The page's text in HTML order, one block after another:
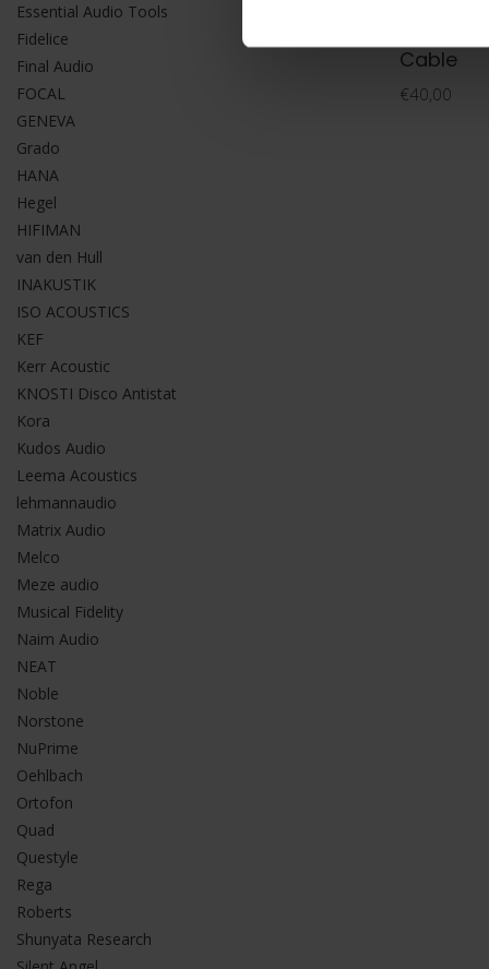
Essential Audio Tools
Fidelice
Final Audio
FOCAL
GENEVA
Grado
HANA
Hegel
HIFIMAN
van den Hull
INAKUSTIK
ISO ACOUSTICS
KEF
Kerr Acoustic
KNOSTI Disco Antistat
Kora
Kudos Audio
Leema Acoustics
lehmannaudio
Matrix Audio
Melco
Meze audio
Musical Fidelity
Naim Audio
NEAT
Noble
Norstone
NuPrime
Oehlbach
Ortofon
Quad
Questyle
Rega
Roberts
Shunyata Research
Cable
€40,00